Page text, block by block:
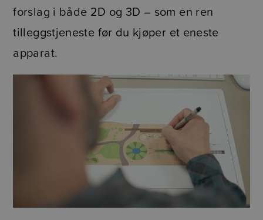
forslag i både 2D og 3D – som en ren
tilleggstjeneste før du kjøper et eneste
apparat.